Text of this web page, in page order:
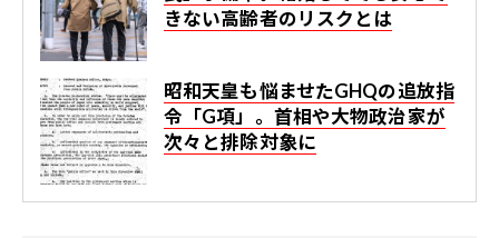
きない高齢者のリスクとは
昭和天皇も悩ませたGHQの追放指
令「G項」。首相や大物政治家が
次々と排除対象に